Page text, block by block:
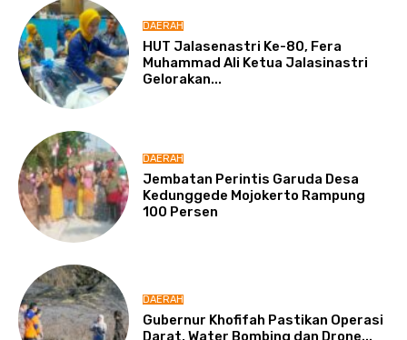
DAERAH
HUT Jalasenastri Ke-80, Fera
Muhammad Ali Ketua Jalasinastri
Gelorakan...
DAERAH
Jembatan Perintis Garuda Desa
Kedunggede Mojokerto Rampung
100 Persen
DAERAH
Gubernur Khofifah Pastikan Operasi